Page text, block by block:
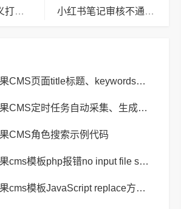
小红书怎么自定义打卡主题?小红书自定义打卡主题方法
小红书笔记审核不通过怎么申诉?小红书笔记审核不通过申诉教程
苹果cms模板苹果CMS页面title标题、keywords关键词、description描述SEO优化
苹果cms模板苹果CMS定时任务自动采集、生成、推送
CMS角色搜索示例代码
苹果cms模板苹果cms模板php报错no input file specified解决方法
苹果cms模板苹果cms模板JavaScript replace方法替换字符串空格方法